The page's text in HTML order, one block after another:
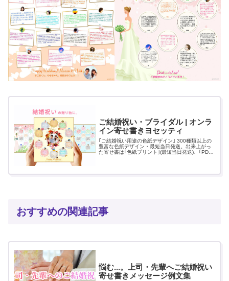
ご結婚祝い・ブライダル | オンラ
イン寄せ書きヨセッティ
｢ご結婚祝い用途の色紙デザイン｣ 300種類以上の
豊富な色紙デザイン・最短当日発送。出来上がっ
た寄せ書は｢色紙プリント｣(最短当日発送)、｢PDF
おすすめの関連記事
悩む...。上司・先輩へご結婚祝い
寄せ書きメッセージ例文集